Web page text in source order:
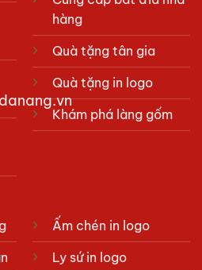
hàng
Quà tặng tân gia
Quà tặng in logo
Khám phá làng gốm
Ấm chén in logo
Ly sứ in logo